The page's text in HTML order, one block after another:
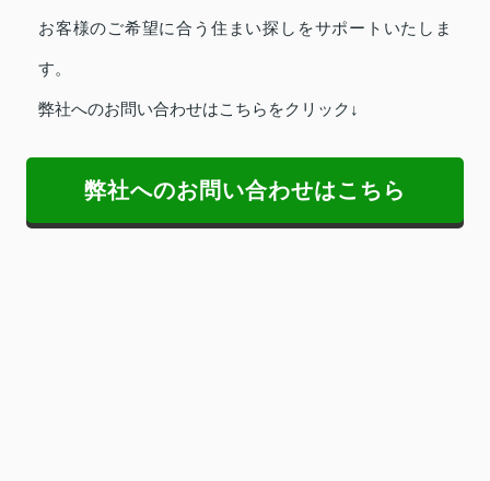
お客様のご希望に合う住まい探しをサポートいたしま
す。
弊社へのお問い合わせはこちらをクリック↓
弊社へのお問い合わせはこちら